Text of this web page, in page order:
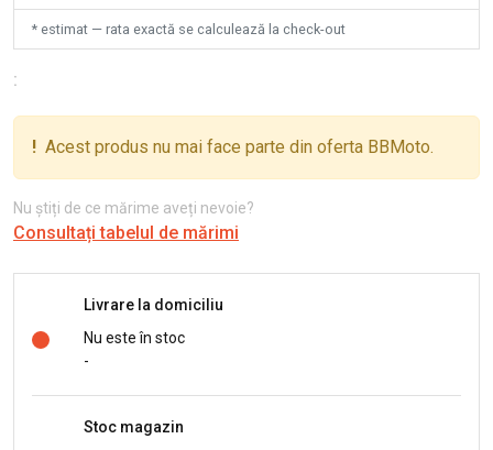
* estimat — rata exactă se calculează la check-out
:
! Acest produs nu mai face parte din oferta BBMoto.
Nu știți de ce mărime aveți nevoie?
Consultați tabelul de mărimi
Livrare la domiciliu
Nu este în stoc
-
Stoc magazin